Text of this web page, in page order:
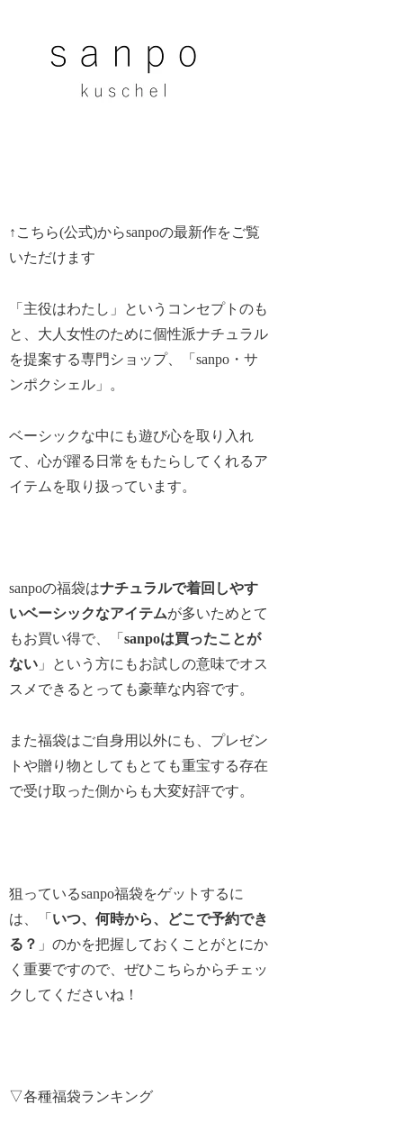
↑こちら(公式)からsanpoの最新作をご覧
いただけます
「主役はわたし」というコンセプトのも
と、大人女性のために個性派ナチュラル
を提案する専門ショップ、「sanpo・サ
ンポクシェル」。
ベーシックな中にも遊び心を取り入れ
て、心が躍る日常をもたらしてくれるア
イテムを取り扱っています。
sanpoの福袋はナチュラルで着回しやす
いベーシックなアイテムが多いためとて
もお買い得で、「sanpoは買ったことが
ない 」という方にもお試しの意味でオス
スメできるとっても豪華な内容です。
また福袋はご自身用以外にも、プレゼン
トや贈り物としてもとても重宝する存在
で受け取った側からも大変好評です。
狙っているsanpo福袋をゲットするに
は、「 いつ、何時から、どこで予約でき
る？ 」のかを把握しておくことがとにか
く重要ですので、ぜひこちらからチェッ
クしてくださいね！
▽各種福袋ランキング